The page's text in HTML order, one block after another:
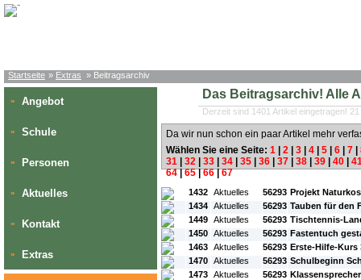
Startseite » Extras » Beitragsarchiv
» Angebot
» Schule
» Personen
» Aktuelles
» Kontakt
» Extras
Das Beitragsarchiv! Alle
Derzeit sind 1401 Artikel eingetragen!
Da wir nun schon ein paar Artikel mehr
Wählen Sie eine Seite: 1 2 3 4 5 6 7
31
32 33 34 35 36 37 38 39 40
64|65|66|67
#L: #ID: #Rubrik:
1432 Aktuelles 56293 Projekt
1434 Aktuelles 56293 Tauben für den
1449 Aktuelles 56293 Tischtennis-
1450 Aktuelles 56293 Fastentuch
1463 Aktuelles 56293 Erste-Hilfe-Kurs
1470 Aktuelles 56293 Schulbeginn
1473 Aktuelles 56293